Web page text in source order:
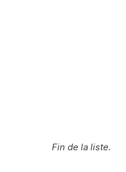
Fin de la liste.